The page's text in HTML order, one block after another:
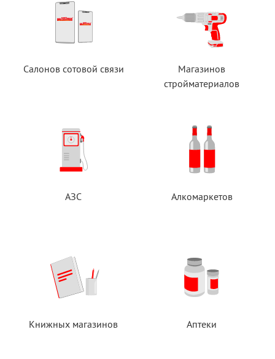
Салонов сотовой связи
Магазинов
стройматериалов
АЗС Алкомаркетов
Книжных магазинов Аптеки